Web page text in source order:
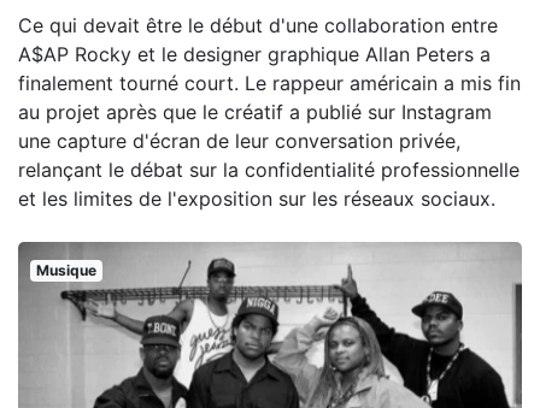
Ce qui devait être le début d'une collaboration entre
A$AP Rocky et le designer graphique Allan Peters a
finalement tourné court. Le rappeur américain a mis fin
au projet après que le créatif a publié sur Instagram
une capture d'écran de leur conversation privée,
relançant le débat sur la confidentialité professionnelle
et les limites de l'exposition sur les réseaux sociaux.
Musique